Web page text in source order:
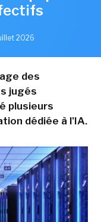
2026
des
jugés
plusieurs
dédiée à l'IA.